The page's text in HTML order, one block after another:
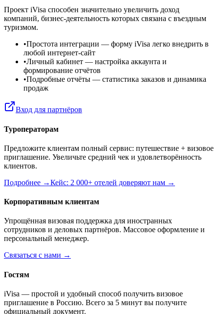
Проект iVisa способен значительно увеличить доход
компаний, бизнес-деятельность которых связана с въездным
туризмом.
•Простота интеграции — форму iVisa легко внедрить в
любой интернет-сайт
•Личный кабинет — настройка аккаунта и
формирование отчётов
•Подробные отчёты — статистика заказов и динамика
продаж
Вход для партнёров
Туроператорам
Предложите клиентам полный сервис: путешествие + визовое
приглашение. Увеличьте средний чек и удовлетворённость
клиентов.
Подробнее →Кейс: 2 000+ отелей доверяют нам →
Корпоративным клиентам
Упрощённая визовая поддержка для иностранных
сотрудников и деловых партнёров. Массовое оформление и
персональный менеджер.
Связаться с нами →
Гостям
iVisa — простой и удобный способ получить визовое
приглашение в Россию. Всего за 5 минут вы получите
официальный документ.